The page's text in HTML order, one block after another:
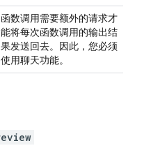
函数调用需要额外的请求才
能将每次函数调用的输出结
果发送回去。因此，您必须
使用聊天功能。